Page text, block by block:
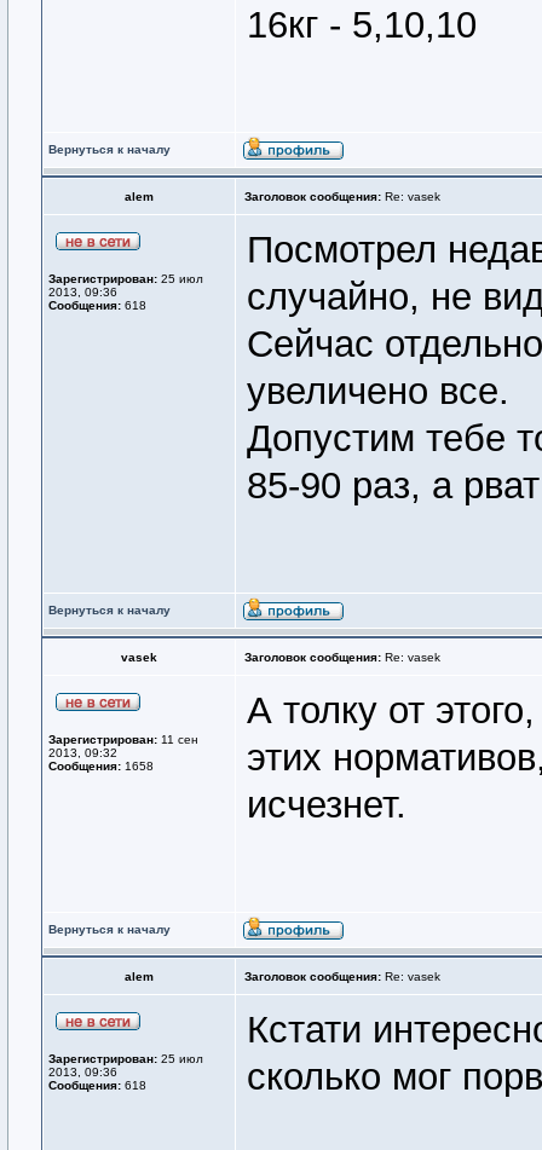
16кг - 5,10,10
Вернуться к началу
alem Заголовок сообщения: Re: vasek
Зарегистрирован: 25 июл
2013, 09:36
Сообщения: 618
Посмотрел
случайно, не
Сейчас
увеличено все.
Допустим тебе
85-90 раз, а
Вернуться к началу
vasek Заголовок сообщения: Re: vasek
Зарегистрирован: 11 сен
2013, 09:32
Сообщения: 1658
А толку от
этих
исчезнет.
Вернуться к началу
alem Заголовок сообщения: Re: vasek
Зарегистрирован: 25 июл
2013, 09:36
Сообщения: 618
Кстати
сколько мог